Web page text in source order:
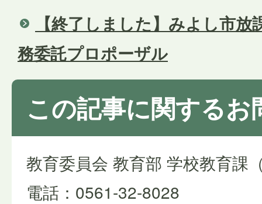
【終了しました】みよし市
務委託プロポーザル
この記事に関するお
教育委員会 教育部 学校教育課
電話：0561-32-8028